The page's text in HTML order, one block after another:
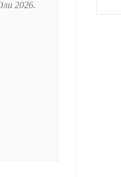
2026.